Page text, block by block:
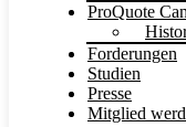
ProQuote
Forderungen
Studien
Presse
Mitglied